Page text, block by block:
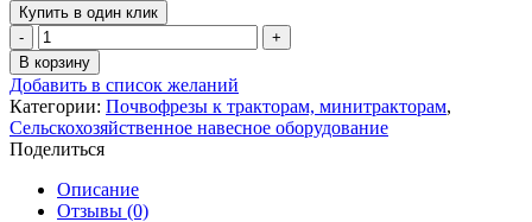
Купить в один клик
Количество
товара
Почвофреза
навесная
Bomet
(1,6
м)
В корзину
Добавить в список желаний
Категории: Почвофрезы к тракторам, минитракторам,
Сельскохозяйственное навесное оборудование
Поделиться
Описание
Отзывы (0)